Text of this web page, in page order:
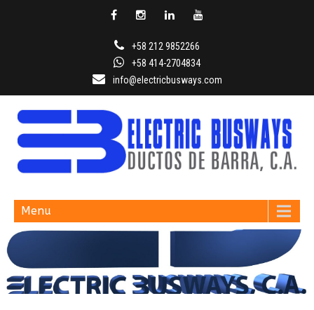
+58 212 9852266
+58 414-2704834
info@electricbusways.com
Menu